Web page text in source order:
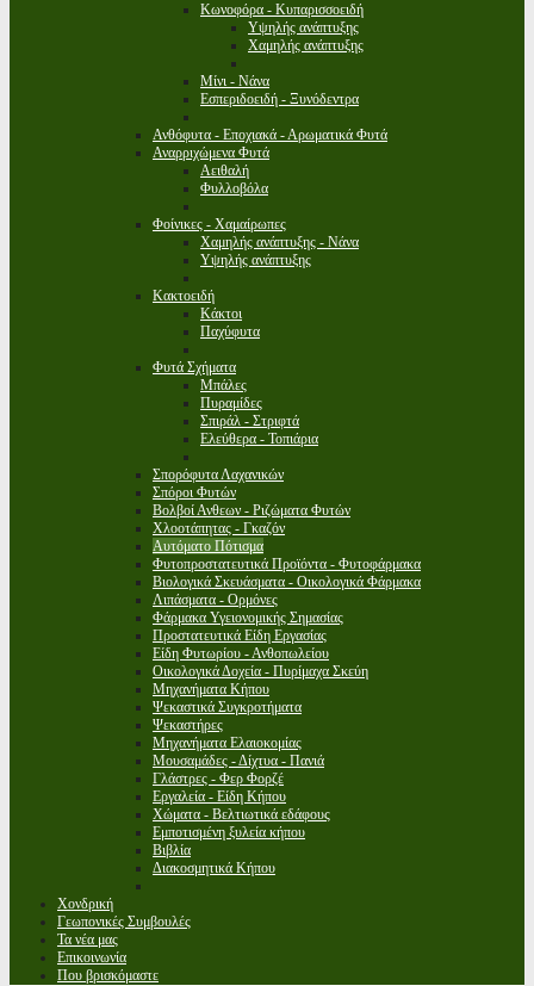
Κωνοφόρα - Κυπαρισσοειδή
Υψηλής ανάπτυξης
Χαμηλής ανάπτυξης
Μίνι - Νάνα
Εσπεριδοειδή - Ξυνόδεντρα
Ανθόφυτα - Εποχιακά - Αρωματικά Φυτά
Αναρριχώμενα Φυτά
Αειθαλή
Φυλλοβόλα
Φοίνικες - Χαμαίρωπες
Χαμηλής ανάπτυξης - Νάνα
Υψηλής ανάπτυξης
Κακτοειδή
Κάκτοι
Παχύφυτα
Φυτά Σχήματα
Μπάλες
Πυραμίδες
Σπιράλ - Στριφτά
Ελεύθερα - Τοπιάρια
Σπορόφυτα Λαχανικών
Σπόροι Φυτών
Βολβοί Ανθεων - Ριζώματα Φυτών
Χλοοτάπητας - Γκαζόν
Αυτόματο Πότισμα
Φυτοπροστατευτικά Προϊόντα - Φυτοφάρμακα
Βιολογικά Σκευάσματα - Οικολογικά Φάρμακα
Λιπάσματα - Ορμόνες
Φάρμακα Υγειονομικής Σημασίας
Προστατευτικά Είδη Εργασίας
Είδη Φυτωρίου - Ανθοπωλείου
Οικολογικά Δοχεία - Πυρίμαχα Σκεύη
Μηχανήματα Κήπου
Ψεκαστικά Συγκροτήματα
Ψεκαστήρες
Μηχανήματα Ελαιοκομίας
Μουσαμάδες - Δίχτυα - Πανιά
Γλάστρες - Φερ Φορζέ
Εργαλεία - Είδη Κήπου
Χώματα - Βελτιωτικά εδάφους
Εμποτισμένη ξυλεία κήπου
Βιβλία
Διακοσμητικά Κήπου
Χονδρική
Γεωπονικές Συμβουλές
Τα νέα μας
Επικοινωνία
Που βρισκόμαστε